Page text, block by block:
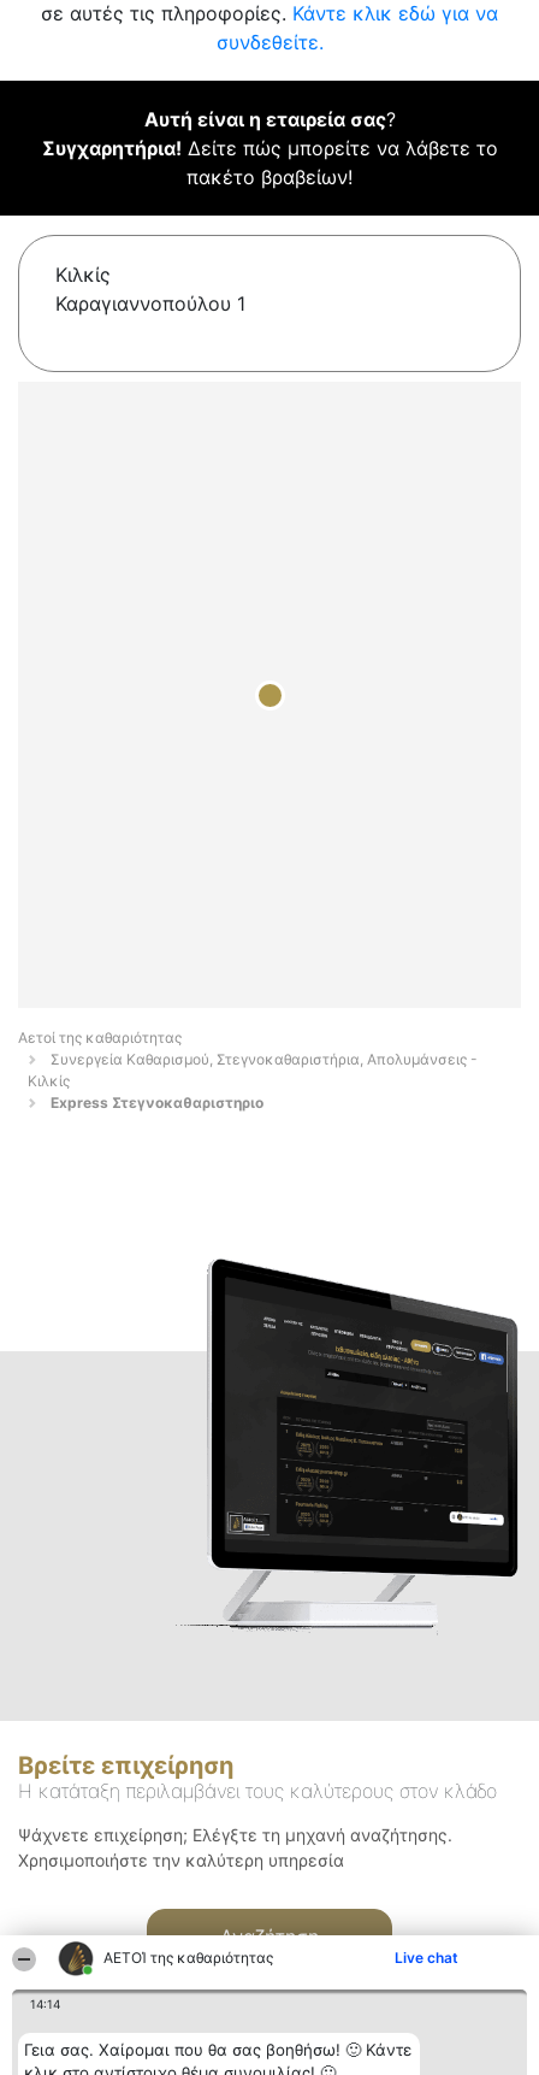
ΑΕΤΟΊ της καθαριότητας Live chat
14:14
Γεια σας. Χαίρομαι που θα σας βοηθήσω! 🙂 Κάντε
σε αυτές τις πληροφορίες. Κάντε κλικ εδώ για να
συνδεθείτε.
Αυτή είναι η εταιρεία σας?
Συγχαρητήρια! Δείτε πώς μπορείτε να λάβετε το
πακέτο βραβείων!
Κιλκίς
Καραγιαννοπούλου 1
Αετοί της καθαριότητας
Συνεργεία Καθαρισμού, Στεγνοκαθαριστήρια, Απολυμάνσεις -
Κιλκίς
Express Στεγνοκαθαριστηριο
Βρείτε επιχείρηση
Η κατάταξη περιλαμβάνει τους καλύτερους στον κλάδο
Ψάχνετε επιχείρηση; Ελέγξτε τη μηχανή αναζήτησης.
Χρησιμοποιήστε την καλύτερη υπηρεσία
Αναζήτηση